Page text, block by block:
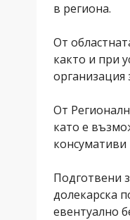
в региона.
От
както и при
организация
От
като е
консумативи
Подготвени
долекарска
евентуално